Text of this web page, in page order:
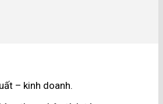
– kinh doanh.